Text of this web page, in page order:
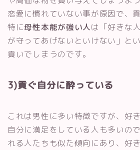
恋愛に慣れていない事が原因で、
特に母性本能が強い人は「好きな
が守ってあげないといけない」と
貢いでしまうのです。
3)貢ぐ自分に酔っている
これは男性に多い特徴ですが、好
自分に満足をしている人も多いの
れる人たちも似た傾向にあり、好